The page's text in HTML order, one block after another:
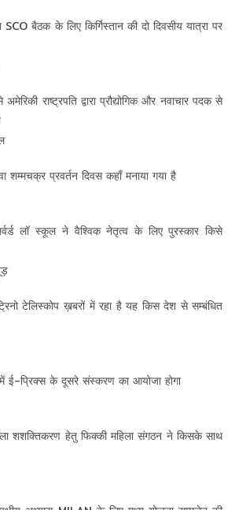
बैठक के लिए किर्गिस्तान की दो दिवसीय यात्रा पर
राष्ट्रपति द्वारा प्रौद्योगिक और नवाचार पदक से
शम्मचक्र प्रवर्तन दिवस कहाँ मनाया गया है
लॉ स्कूल ने वैश्विक नेतृत्व के लिए पुरस्कार किसे
टेलिस्कोप ख़बरों में रहा है यह किस देश से सम्बंधित
प्रिक्स के दूसरे संस्करण का आयोजा होगा
शशक्तिकरण हेतु फिक्की महिला संगठन ने किसके साथ